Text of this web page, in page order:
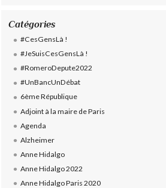
Catégories
#CesGensLà !
#JeSuisCesGensLà !
#RomeroDepute2022
#UnBancUnDébat
6ème République
Adjoint à la maire de Paris
Agenda
Alzheimer
Anne Hidalgo
Anne Hidalgo 2022
Anne Hidalgo Paris 2020